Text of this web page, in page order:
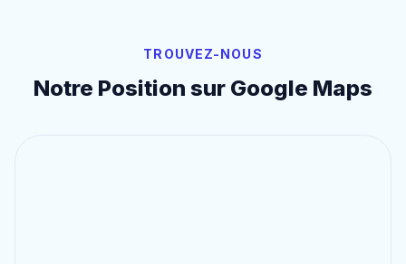
TROUVEZ-NOUS
Notre Position sur Google Maps